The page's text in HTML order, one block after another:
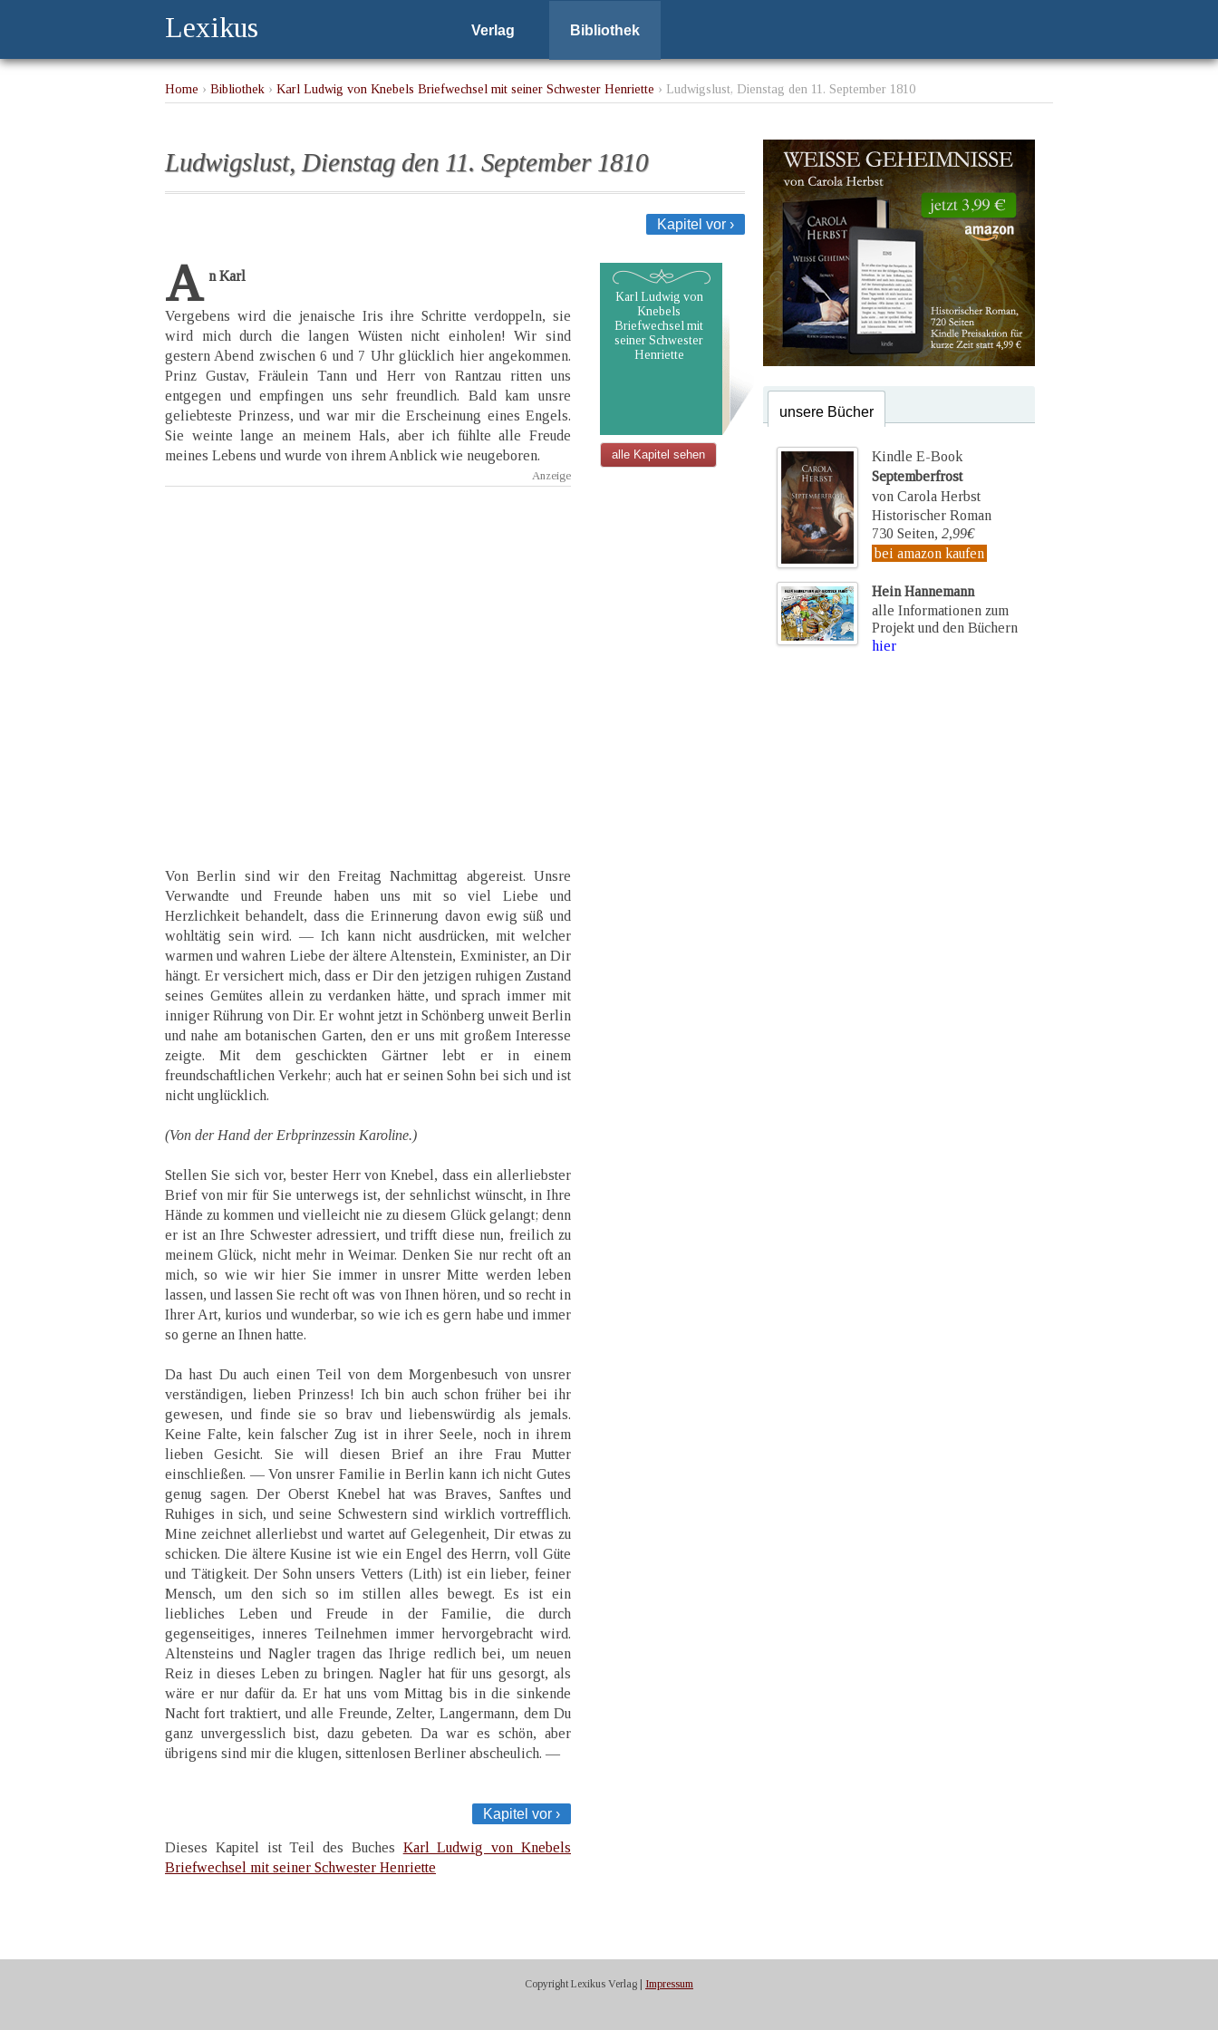
Lexikus Verlag Bibliothek
Home › Bibliothek › Karl Ludwig von Knebels Briefwechsel mit seiner Schwester Henriette › Ludwigslust, Dienstag den 11. September 1810
Ludwigslust, Dienstag den 11. September 1810
Kapitel vor ›
A n Karl
Vergebens wird die jenaische Iris ihre Schritte verdoppeln, sie
wird mich durch die langen Wüsten nicht einholen! Wir sind
gestern Abend zwischen 6 und 7 Uhr glücklich hier angekommen.
Prinz Gustav, Fräulein Tann und Herr von Rantzau ritten uns
entgegen und empfingen uns sehr freundlich. Bald kam unsre
geliebteste Prinzess, und war mir die Erscheinung eines Engels.
Sie weinte lange an meinem Hals, aber ich fühlte alle Freude
meines Lebens und wurde von ihrem Anblick wie neugeboren.
Von Berlin sind wir den Freitag Nachmittag abgereist. Unsre
Verwandte und Freunde haben uns mit so viel Liebe und
Herzlichkeit behandelt, dass die Erinnerung davon ewig süß und
wohltätig sein wird. — Ich kann nicht ausdrücken, mit welcher
warmen und wahren Liebe der ältere Altenstein, Exminister, an Dir
hängt. Er versichert mich, dass er Dir den jetzigen ruhigen Zustand
seines Gemütes allein zu verdanken hätte, und sprach immer mit
inniger Rührung von Dir. Er wohnt jetzt in Schönberg unweit Berlin
und nahe am botanischen Garten, den er uns mit großem Interesse
zeigte. Mit dem geschickten Gärtner lebt er in einem
freundschaftlichen Verkehr; auch hat er seinen Sohn bei sich und ist
nicht unglücklich.
(Von der Hand der Erbprinzessin Karoline.)
Stellen Sie sich vor, bester Herr von Knebel, dass ein allerliebster
Brief von mir für Sie unterwegs ist, der sehnlichst wünscht, in Ihre
Hände zu kommen und vielleicht nie zu diesem Glück gelangt; denn
er ist an Ihre Schwester adressiert, und trifft diese nun, freilich zu
meinem Glück, nicht mehr in Weimar. Denken Sie nur recht oft an
mich, so wie wir hier Sie immer in unsrer Mitte werden leben
lassen, und lassen Sie recht oft was von Ihnen hören, und so recht in
Ihrer Art, kurios und wunderbar, so wie ich es gern habe und immer
so gerne an Ihnen hatte.
Da hast Du auch einen Teil von dem Morgenbesuch von unsrer
verständigen, lieben Prinzess! Ich bin auch schon früher bei ihr
gewesen, und finde sie so brav und liebenswürdig als jemals.
Keine Falte, kein falscher Zug ist in ihrer Seele, noch in ihrem
lieben Gesicht. Sie will diesen Brief an ihre Frau Mutter
einschließen. — Von unsrer Familie in Berlin kann ich nicht Gutes
genug sagen. Der Oberst Knebel hat was Braves, Sanftes und
Ruhiges in sich, und seine Schwestern sind wirklich vortrefflich.
Mine zeichnet allerliebst und wartet auf Gelegenheit, Dir etwas zu
schicken. Die ältere Kusine ist wie ein Engel des Herrn, voll Güte
und Tätigkeit. Der Sohn unsers Vetters (Lith) ist ein lieber, feiner
Mensch, um den sich so im stillen alles bewegt. Es ist ein
liebliches Leben und Freude in der Familie, die durch
gegenseitiges, inneres Teilnehmen immer hervorgebracht wird.
Altensteins und Nagler tragen das Ihrige redlich bei, um neuen
Reiz in dieses Leben zu bringen. Nagler hat für uns gesorgt, als
wäre er nur dafür da. Er hat uns vom Mittag bis in die sinkende
Nacht fort traktiert, und alle Freunde, Zelter, Langermann, dem Du
ganz unvergesslich bist, dazu gebeten. Da war es schön, aber
übrigens sind mir die klugen, sittenlosen Berliner abscheulich. —
Kapitel vor ›
Dieses Kapitel ist Teil des Buches Karl Ludwig von Knebels
Briefwechsel mit seiner Schwester Henriette
Karl Ludwig von
Knebels
Briefwechsel mit
seiner Schwester
Henriette
alle Kapitel sehen
unsere Bücher
Kindle E-Book
Septemberfrost
von Carola Herbst
Historischer Roman
730 Seiten, 2,99€
bei amazon kaufen
Hein Hannemann
alle Informationen zum
Projekt und den Büchern
hier
Copyright Lexikus Verlag | Impressum